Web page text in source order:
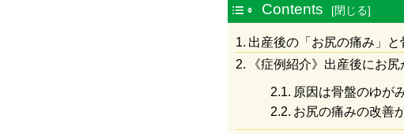
Contents
出産後の「お尻の痛み」と
《症例紹介》出産後にお
原因は骨盤のゆが
お尻の痛みの改善